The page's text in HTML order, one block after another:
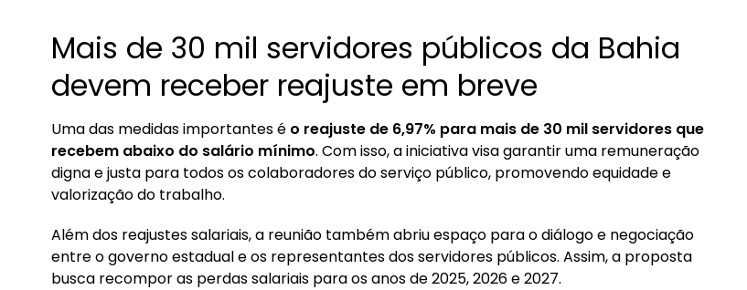
Mais de 30 mil servidores públicos da Bahia
devem receber reajuste em breve
Uma das medidas importantes é o reajuste de 6,97% para mais de 30 mil servidores que
recebem abaixo do salário mínimo. Com isso, a iniciativa visa garantir uma remuneração
digna e justa para todos os colaboradores do serviço público, promovendo equidade e
valorização do trabalho.
Além dos reajustes salariais, a reunião também abriu espaço para o diálogo e negociação
entre o governo estadual e os representantes dos servidores públicos. Assim, a proposta
busca recompor as perdas salariais para os anos de 2025, 2026 e 2027.